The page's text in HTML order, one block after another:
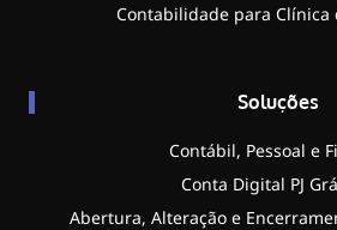
Contabilidade para Clínica
Soluções
Contábil, Pessoal e
Conta Digital PJ
Abertura, Alteração e